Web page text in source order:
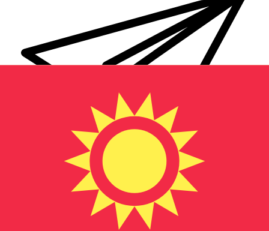
Transferencias de dinero internacionales Xe